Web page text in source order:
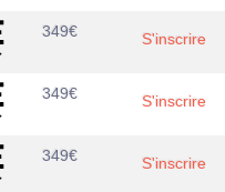
349€ S'inscrire
349€ S'inscrire
349€ S'inscrire